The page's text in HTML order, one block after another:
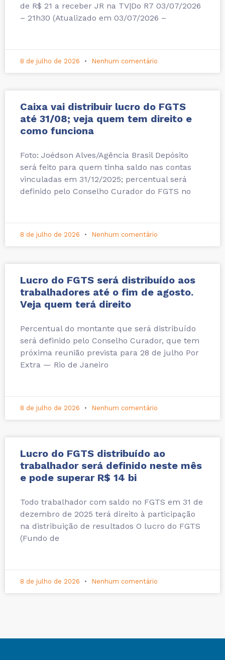
de R$ 21 a receber JR na TV|Do R7 03/07/2026
– 21h30 (Atualizado em 03/07/2026 –
8 de julho de 2026 Nenhum comentário
Caixa vai distribuir lucro do FGTS
até 31/08; veja quem tem direito e
como funciona
Foto: Joédson Alves/Agência Brasil Depósito
será feito para quem tinha saldo nas contas
vinculadas em 31/12/2025; percentual será
definido pelo Conselho Curador do FGTS no
8 de julho de 2026 Nenhum comentário
Lucro do FGTS será distribuído aos
trabalhadores até o fim de agosto.
Veja quem terá direito
Percentual do montante que será distribuído
será definido pelo Conselho Curador, que tem
próxima reunião prevista para 28 de julho Por
Extra — Rio de Janeiro
8 de julho de 2026 Nenhum comentário
Lucro do FGTS distribuído ao
trabalhador será definido neste mês
e pode superar R$ 14 bi
Todo trabalhador com saldo no FGTS em 31 de
dezembro de 2025 terá direito à participação
na distribuição de resultados O lucro do FGTS
(Fundo de
8 de julho de 2026 Nenhum comentário